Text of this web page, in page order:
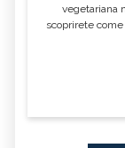
vegetariana
scoprirete